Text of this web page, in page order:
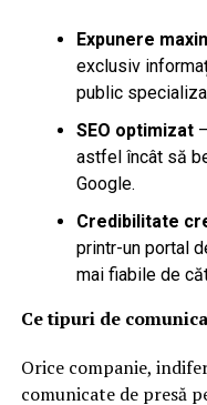
Expunere
exclusiv
public
SEO optimizat–
astfel încât să
Google.
Credibilitate
printr-un portal
mai fiabile de
Ce tipuri de
Orice companie,
comunicate de presă